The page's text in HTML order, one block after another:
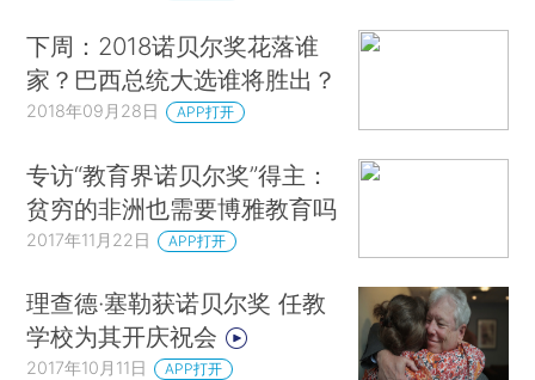
下周：2018诺贝尔奖花落谁
家？巴西总统大选谁将胜出？
2018年09月28日 APP打开
专访“教育界诺贝尔奖”得主：
贫穷的非洲也需要博雅教育吗
2017年11月22日 APP打开
理查德·塞勒获诺贝尔奖 任教
学校为其开庆祝会
2017年10月11日 APP打开